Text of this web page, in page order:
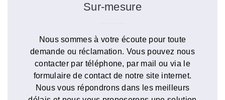
Sur-mesure
Nous sommes à votre écoute pour toute
demande ou réclamation. Vous pouvez nous
contacter par téléphone, par mail ou via le
formulaire de contact de notre site internet.
Nous vous répondrons dans les meilleurs